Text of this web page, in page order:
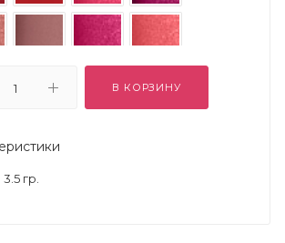
В КОРЗИНУ
3.5 гр.